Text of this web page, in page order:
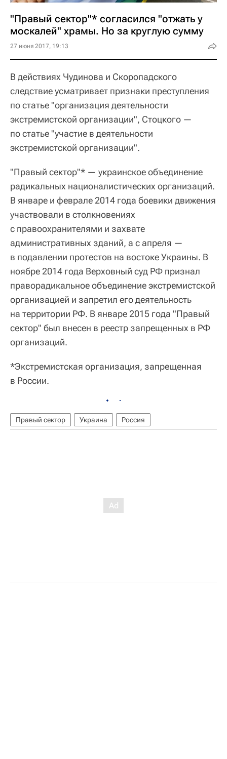
"Правый сектор"* согласился "отжать у
москалей" храмы. Но за круглую сумму
27 июня 2017, 19:13
В действиях Чудинова и Скоропадского
следствие усматривает признаки преступления
по статье "организация деятельности
экстремистской организации", Стоцкого —
по статье "участие в деятельности
экстремистской организации".
"Правый сектор"* — украинское объединение
радикальных националистических организаций.
В январе и феврале 2014 года боевики движения
участвовали в столкновениях
с правоохранителями и захвате
административных зданий, а с апреля —
в подавлении протестов на востоке Украины. В
ноябре 2014 года Верховный суд РФ признал
праворадикальное объединение экстремистской
организацией и запретил его деятельность
на территории РФ. В январе 2015 года "Правый
сектор" был внесен в реестр запрещенных в РФ
организаций.
*Экстремистская организация, запрещенная
в России.
Правый сектор Украина Россия